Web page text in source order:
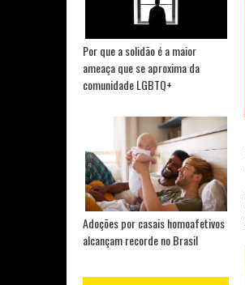
Por que a solidão é a maior
ameaça que se aproxima da
comunidade LGBTQ+
Adoções por casais homoafetivos
alcançam recorde no Brasil